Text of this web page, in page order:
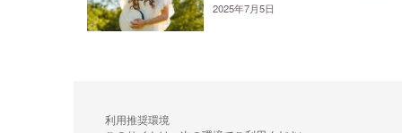
2025年7月5日
利用推奨環境